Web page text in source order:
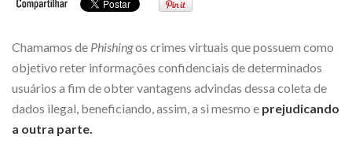
Chamamos de Phishingos crimes virtuais que possuem como
objetivo reter informações confidenciais de determinados
usuários a fim de obter vantagens advindas dessa coleta de
dados ilegal, beneficiando, assim, a si mesmo e prejudicando
a outra parte.